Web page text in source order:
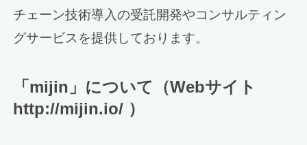
チェーン技術導入の受託開発やコンサルティン
グサービスを提供しております。
「mijin」について（Webサイト
http://mijin.io/ ）